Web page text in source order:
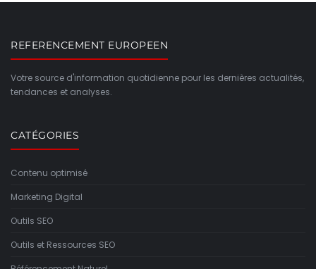
REFERENCEMENT EUROPEEN
Votre source d'information quotidienne pour les dernières actualités,
tendances et analyses.
CATÉGORIES
Contenu optimisé
Marketing Digital
Outils SEO
Outils et Ressources SEO